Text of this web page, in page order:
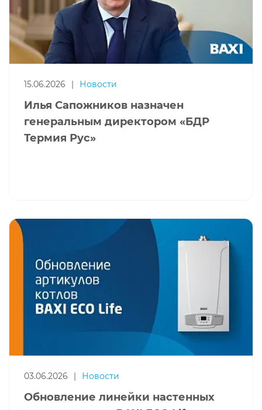
15.06.2026 | Новости
Илья Сапожников назначен
генеральным директором «БДР
Термия Рус»
03.06.2026 Новости
Обновление линейки настенных